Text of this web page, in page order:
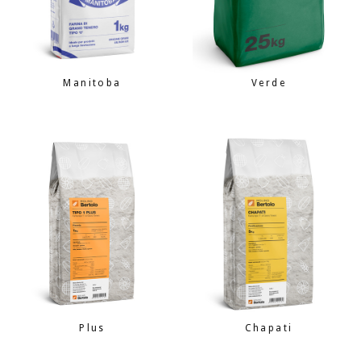
Manitoba Verde
Plus Chapati